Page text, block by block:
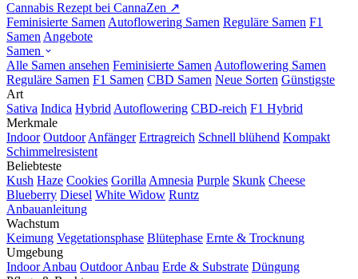
Cannabis Rezept bei CannaZen ↗
Feminisierte Samen Autoflowering Samen Reguläre Samen F1
Samen Angebote
Samen
Alle Samen ansehen Feminisierte Samen Autoflowering Samen
Reguläre Samen F1 Samen CBD Samen Neue Sorten Günstigste
Art
Sativa Indica Hybrid Autoflowering CBD-reich F1 Hybrid
Merkmale
Indoor Outdoor Anfänger Ertragreich Schnell blühend Kompakt
Schimmelresistent
Beliebteste
Kush Haze Cookies Gorilla Amnesia Purple Skunk Cheese
Blueberry Diesel White Widow Runtz
Anbauanleitung
Wachstum
Keimung Vegetationsphase Blütephase Ernte & Trocknung
Umgebung
Indoor Anbau Outdoor Anbau Erde & Substrate Düngung